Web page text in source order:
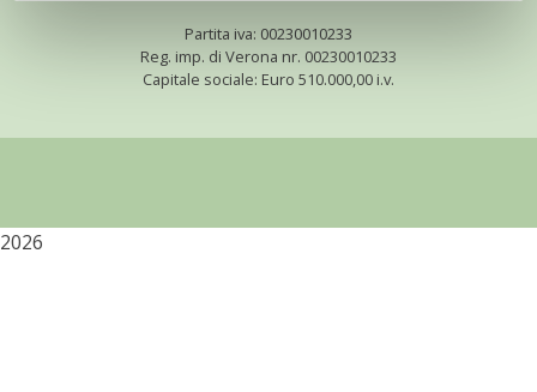
Partita iva: 00230010233
Reg. imp. di Verona nr. 00230010233
Capitale sociale: Euro 510.000,00 i.v.
2026